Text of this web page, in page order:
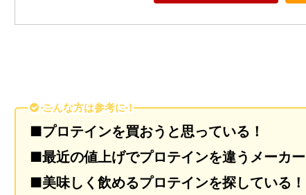
こんな方は参考に！
■プロテインを買おうと思っている！
■最近の値上げでプロテインを違うメーカ
■美味しく飲めるプロテインを探している！